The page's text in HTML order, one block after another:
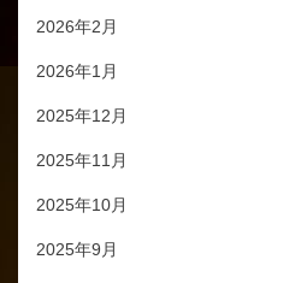
2026年2月
2026年1月
2025年12月
2025年11月
2025年10月
2025年9月